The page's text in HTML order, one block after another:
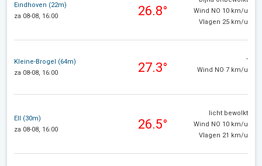
Eindhoven (22m)
za 08-08, 16:00
26.8°
Wind NO 10 km/u
Vlagen 25 km/u
Kleine-Brogel (64m)
za 08-08, 16:00
27.3°
-
Wind NO 7 km/u
Ell (30m)
za 08-08, 16:00
26.5°
licht bewolkt
Wind NO 10 km/u
Vlagen 21 km/u